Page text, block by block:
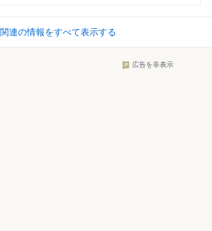
関連の情報をすべて表示する
広告を非表示